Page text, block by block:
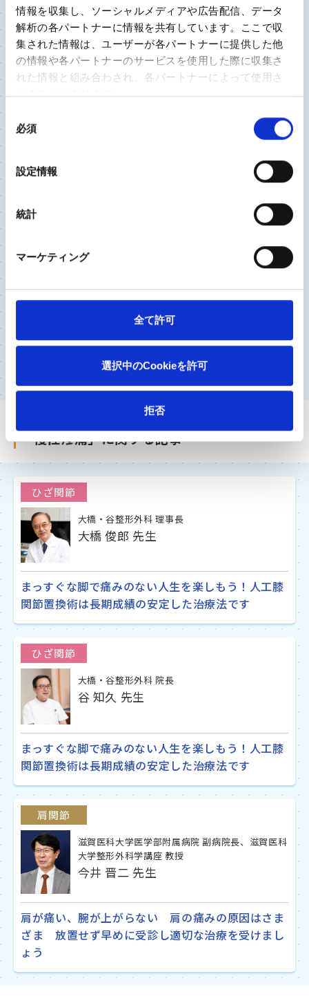
情報を収集し、ソーシャルメディアや広告配信、データ
解析の各パートナーに情報を共有しています。ここで収
集された情報は、ユーザーが各パートナーに提供した他
の情報や各パートナーのサービスを使用した際に収集さ
れた情報と組み合わされ、各パートナーによって使用さ
れることがあります。
必須
設定情報
統計
マーケティング
全て許可
選択中のCookieを許可
拒否
いく治療を
ひざ関節 股関節
2023/8/22
独立行政法人労働者健康安全機構 神戸労災病院
金属アレルギーがあるから、歳だからと諦めていま
せんか? 膝や股関節に痛みがあれば専門医に相談
西尾市民病院 整形外科部長 兼 リハビリテーショ
ン科部長
犬飼 規夫 先生
ロコモやフレイルを予防するためにも膝の痛みに困
れば早めに専門医に相談を
「慢性疼痛」に関する記事
ひざ関節
大橋・谷整形外科 理事長
大橋 俊郎 先生
まっすぐな脚で痛みのない人生を楽しもう！人工膝
関節置換術は長期成績の安定した治療法です
ひざ関節
大橋・谷整形外科 院長
谷 知久 先生
まっすぐな脚で痛みのない人生を楽しもう！人工膝
関節置換術は長期成績の安定した治療法です
肩関節
滋賀医科大学医学部附属病院 副病院長、滋賀医科
大学整形外科学講座 教授
今井 晋二 先生
肩が痛い、腕が上がらない 肩の痛みの原因はさま
ざま 放置せず早めに受診し適切な治療を受けまし
ょう